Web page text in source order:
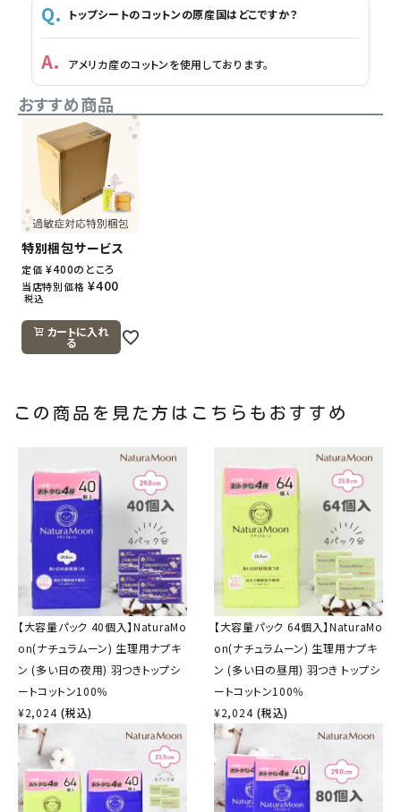
トップシートのコットンの原産国はどこですか？
アメリカ産のコットンを使用しております。
おすすめ商品
特別梱包サービス
定価 ¥400のところ
当店特別価格 ¥400
税込
カートに入れ
る
この商品を見た方はこちらもおすすめ
【大容量パック 40個入】NaturaMo
on(ナチュラムーン) 生理用ナプキ
ン (多い日の夜用) 羽つきトップシ
ートコットン100％
¥2,024 (税込)
【大容量パック 64個入】NaturaMo
on(ナチュラムーン) 生理用ナプキ
ン (多い日の昼用) 羽つき トップシ
ートコットン100％
¥2,024 (税込)